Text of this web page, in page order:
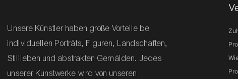
Unsere Künstler haben große Vorteile bei
individuellen Porträts, Figuren, Landschaften,
Stillleben und abstrakten Gemälden. Jedes
unserer Kunstwerke wird von unseren